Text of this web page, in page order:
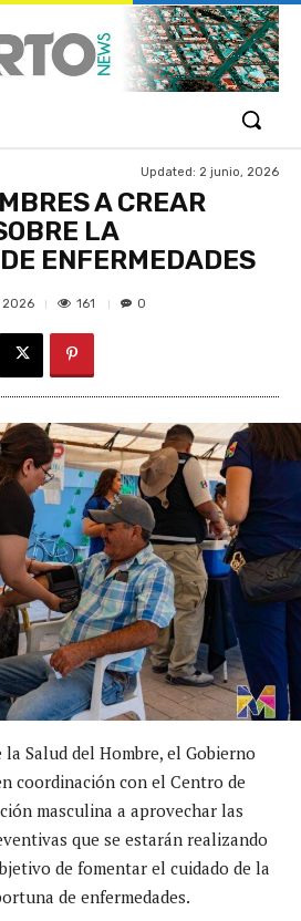
Updated: 2 junio, 2026
A CREAR
LA
ENFERMEDADES
2026 161 0
Salud del Hombre, el Gobierno
coordinación con el Centro de
masculina a aprovechar las
que se estarán realizando
de fomentar el cuidado de la
de enfermedades.